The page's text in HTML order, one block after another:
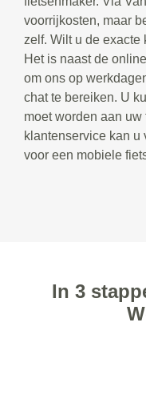
voorrijkosten, maar
zelf. Wilt u de
Het is naast de
om ons op
chat te bereiken. U
moet worden aan
klantenservice kan u
voor een mobiele
In 3